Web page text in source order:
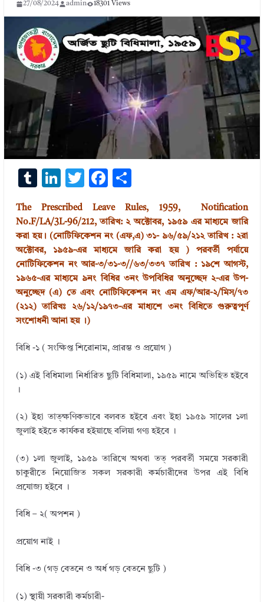
27/08/2024 admin 18301 Views
T
m
bl
r
Li
k
e
dI
n
T
it
te
r
F
e
b
o
o
k
ar
e
The Prescribed Leave Rules, 1959, Notification
No.F/LA/3L-96/212, তারিখ: ২ অক্টোবর, ১৯৫৯ এর মাধ্যমে জারি
করা হয়। (নোটিফিকেশন নং (এফ,এ) ৩১- ৯৬/৫৯/২১২ তারিখ : ২রা
অক্টোবর, ১৯৫৯-এর মাধ্যমে জারি করা হয় ) পরবর্তী পর্যায়ে
নোটিফিকেশন নং আর-৩/৩১-৩//৬৩/৩৩৭ তারিখ : ১৯শে আগস্ট,
১৯৬৫-এর মাধ্যমে ৯নং বিধির ৩নং উপবিধির অনুচ্ছেদ ২-এর উপ-
অনুচ্ছেদ (এ) তে এবং নোটিফিকেশন নং এম এফ/আর-২/মিস/৭৩
(২১২) তারিখঃ ২৬/১২/১৯৭৩-এর মাধ্যশে ৩নং বিধিতে গুরুত্বপূর্ণ
সংশোধনী আনা হয় ।)
বিধি -১ ( সংক্ষিপ্ত শিরোনাম, প্রারম্ভ ও প্রয়োগ )
(১) এই বিধিমালা নির্ধারিত ছুটি বিধিমালা, ১৯৫৯ নামে অভিহিত হইবে
।
(২) ইহা তাত্ক্ষণিকভাবে বলবত হইবে এবং ইহা ১৯৫৯ সালের ১লা
জুলাই হইতে কার্যকর হইয়াছে বলিয়া গণ্য হইবে ।
(৩) ১লা জুলাই, ১৯৫৯ তারিখে অথবা তত্ পরবর্তী সময়ে সরকারী
চাকুরীতে নিয়োজিত সকল সরকারী কর্মচারীদের উপর এই বিধি
প্রযোজ্য হইবে ।
বিধি – ২( অপশন )
প্রয়োগ নাই ।
বিধি -৩ (গড় বেতনে ও অর্ধ গড় বেতনে ছুটি )
(১) স্থায়ী সরকারী কর্মচারী-